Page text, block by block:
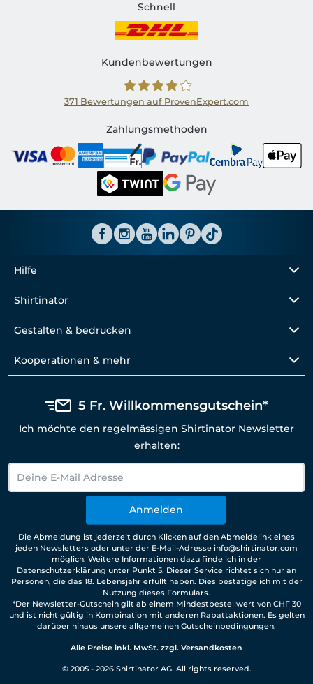
Schnell
Kundenbewertungen
Shirtinator CH
371 Bewertungen auf ProvenExpert.com
Zahlungsmethoden
Hilfe
Shirtinator
Gestalten & bedrucken
Kooperationen & mehr
5 Fr. Willkommensgutschein*
Ich möchte den regelmässigen Shirtinator Newsletter
erhalten:
Anmelden
Die Abmeldung ist jederzeit durch Klicken auf den Abmeldelink eines
jeden Newsletters oder unter der E-Mail-Adresse info@shirtinator.com
möglich. Weitere Informationen dazu finde ich in der
Datenschutzerklärung unter Punkt 5. Dieser Service richtet sich nur an
Personen, die das 18. Lebensjahr erfüllt haben. Dies bestätige ich mit der
Nutzung dieses Formulars.
*Der Newsletter-Gutschein gilt ab einem Mindestbestellwert von CHF 30
und ist nicht gültig in Kombination mit anderen Rabattaktionen. Es gelten
darüber hinaus unsere allgemeinen Gutscheinbedingungen.
Alle Preise inkl. MwSt. zzgl. Versandkosten
© 2005 - 2026 Shirtinator AG. All rights reserved.